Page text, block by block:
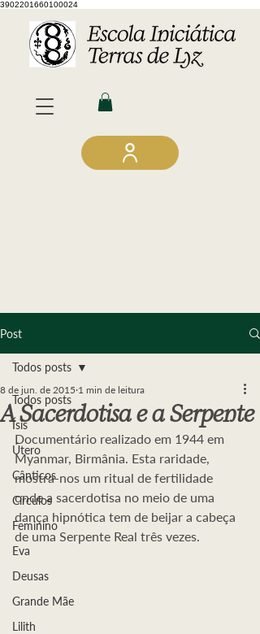
3902201660100024
Post
Todos posts
Ísis
Útero
Cânticos
Círculos
Feminino
Eva
Deusas
Grande Mãe
Lilith
Todos posts
A Sacerdotisa e a Serpente
8 de jun. de 2015 1 min de leitura
Documentário realizado em 1944 em
Myanmar, Birmânia. Esta raridade,
mostra-nos um ritual de fertilidade
onde a sacerdotisa no meio de uma
dança hipnótica tem de beijar a cabeça
de uma Serpente Real três vezes.